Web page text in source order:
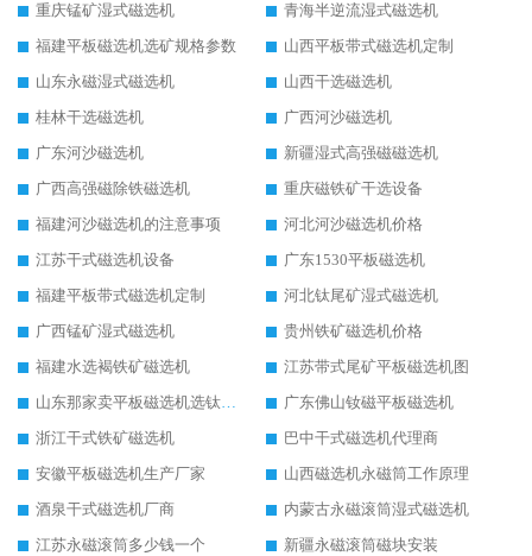
重庆锰矿湿式磁选机
青海半逆流湿式磁选机
福建平板磁选机选矿规格参数
山西平板带式磁选机定制
山东永磁湿式磁选机
山西干选磁选机
桂林干选磁选机
广西河沙磁选机
广东河沙磁选机
新疆湿式高强磁磁选机
广西高强磁除铁磁选机
重庆磁铁矿干选设备
福建河沙磁选机的注意事项
河北河沙磁选机价格
江苏干式磁选机设备
广东1530平板磁选机
福建平板带式磁选机定制
河北钛尾矿湿式磁选机
广西锰矿湿式磁选机
贵州铁矿磁选机价格
福建水选褐铁矿磁选机
江苏带式尾矿平板磁选机图
山东那家卖平板磁选机选钛矿用
广东佛山钕磁平板磁选机
浙江干式铁矿磁选机
巴中干式磁选机代理商
安徽平板磁选机生产厂家
山西磁选机永磁筒工作原理
酒泉干式磁选机厂商
内蒙古永磁滚筒湿式磁选机
江苏永磁滚筒多少钱一个
新疆永磁滚筒磁块安装